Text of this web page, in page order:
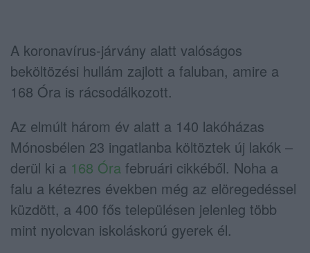
A koronavírus-járvány alatt valóságos
beköltözési hullám zajlott a faluban, amire a
168 Óra is rácsodálkozott.
Az elmúlt három év alatt a 140 lakóházas
Mónosbélen 23 ingatlanba költöztek új lakók –
derül ki a 168 Óra februári cikkéből. Noha a
falu a kétezres években még az elöregedéssel
küzdött, a 400 fős településen jelenleg több
mint nyolcvan iskoláskorú gyerek él.